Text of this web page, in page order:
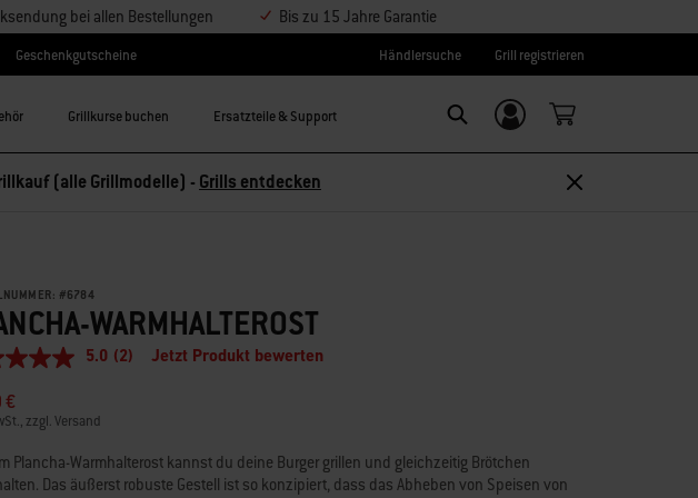
bei allen Bestellungen Bis zu 15 Jahre Garantie
Geschenkgutscheine Händlersuche Grill registrieren
Grillkurse buchen Ersatzteile & Support
Einloggen/
Weber-ID
(alle Grillmodelle) - Grills entdecken
#6784
WARMHALTEROST
5.0 (2) Jetzt Produkt bewerten
€
zzgl. Versand
Plancha-Warmhalterost kannst du deine Burger grillen und gleichzeitig Brötchen
Das äußerst robuste Gestell ist so konzipiert, dass das Abheben von Speisen von